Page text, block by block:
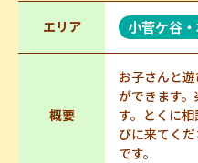
エリア 小菅ケ谷
概要
お子さんと
ができます
す。とくに
びに来てく
です。